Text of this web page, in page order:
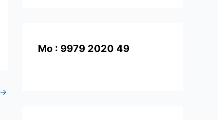
→
Mo : 9979 2020 49